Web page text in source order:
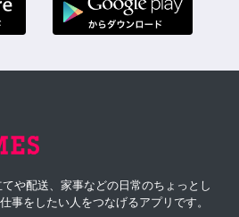
や配送、家事などの日常のちょっとし
事をしたい人をつなげるアプリです。